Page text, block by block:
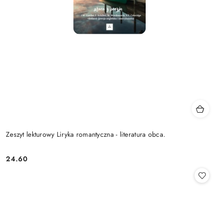
Zeszyt lekturowy Liryka romantyczna - literatura obca.
Cena:
24.60